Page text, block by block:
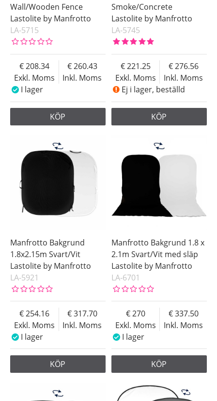
Wall/Wooden Fence
Lastolite by Manfrotto
LA-5715
Exkl. Moms
208.34
Inkl. Moms
260.43
I lager
KÖP
Smoke/Concrete
Lastolite by Manfrotto
LA-5745
Exkl. Moms
221.25
Inkl. Moms
276.56
Ej i lager, beställd
KÖP
Manfrotto Bakgrund
1.8x2.15m Svart/Vit
Lastolite by Manfrotto
LA-5921
Exkl. Moms
254.16
Inkl. Moms
317.70
I lager
KÖP
Manfrotto Bakgrund 1.8 x
2.1m Svart/Vit med släp
Lastolite by Manfrotto
LA-6701
Exkl. Moms
270
Inkl. Moms
337.50
I lager
KÖP